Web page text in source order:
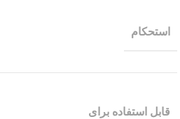
استحکام
قابل استفاده برای